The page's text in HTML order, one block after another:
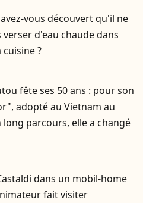
vous découvert qu'il ne
d'eau chaude dans
cuisine ?
fête ses 50 ans : pour son
adopté au Vietnam au
parcours, elle a changé
dans un mobil-home
fait visiter